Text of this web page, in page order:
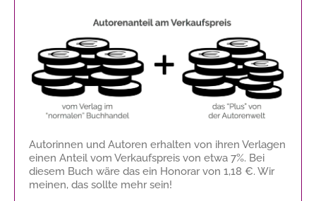
Autorinnen und Autoren erhalten von ihren Verlagen
einen Anteil vom Verkaufspreis von etwa 7%. Bei
diesem Buch wäre das ein Honorar von 1,18 €. Wir
meinen, das sollte mehr sein!